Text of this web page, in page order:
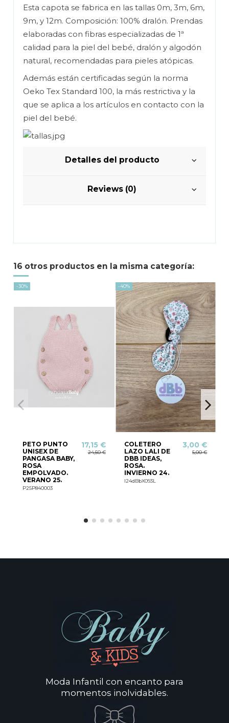
Esta capota se fabrica en las tallas 0m, 3m, 6m,
9m, y 12m. Composición: 100% dralón. Prendas
elaboradas con fibras especializadas de 1ª
calidad para la piel del bebé, dralón y algodón
natural, recomendadas para pieles atópicas.
Además están certificadas según la norma
Oeko Tex Standard 100, la más restrictiva y la
que se aplica a los artículos en contacto con la
piel del bebé.
Detalles del producto
Reviews (0)
16 otros productos en la misma categoría:
-30%
PETO PUNTO
UNISEX DE
PANGASA BABY,
ROSA
EMPOLVADO.
VERANO 25.
P25P840003
17,15 €
24,50 €
-40%
COLETERO
LAZO LALI DE
DBB IDEAS,
ROSA.
INVIERNO 24.
I24dBbX093L
3,00 €
5,00 €
Moda Infantil con encanto para
momentos inolvidables.